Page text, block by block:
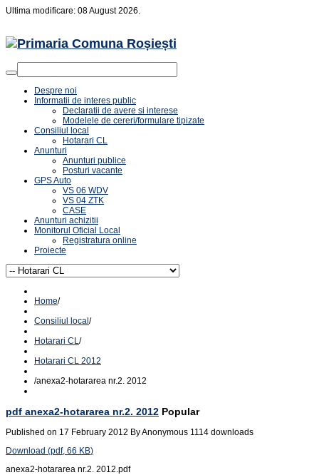
Ultima modificare: 08 August 2026.
Despre noi
Informatii de interes public
Declaratii de avere si interese
Modelele de cereri/formulare tipizate
Consiliul local
Hotarari CL
Anunturi
Anunturi publice
Posturi vacante
GPS Auto
VS 06 WDV
VS 04 ZTK
CASE
Anunturi achizitii
Monitorul Oficial Local
Registratura online
Proiecte
Home/
Consiliul local/
Hotarari CL/
Hotarari CL 2012
/anexa2-hotararea nr.2. 2012
pdf anexa2-hotararea nr.2. 2012 Popular
Published on 17 February 2012 ByAnonymous 1114 downloads
Download (pdf, 66 KB)
anexa2-hotararea nr.2. 2012.pdf